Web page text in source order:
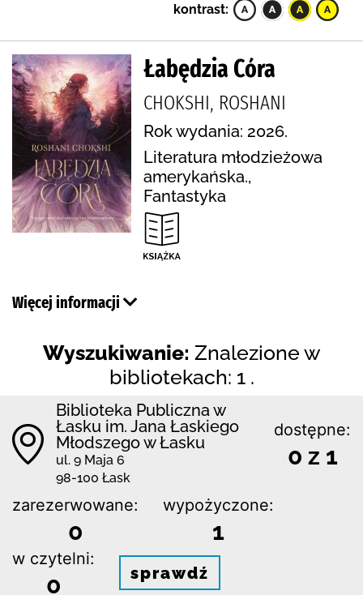
kontrast:
Łabędzia Córa
CHOKSHI, ROSHANI
Rok wydania: 2026.
Literatura młodzieżowa
amerykańska.,
Fantastyka
Więcej informacji
Wyszukiwanie: Znalezione w
bibliotekach: 1 .
Biblioteka Publiczna w
Łasku im. Jana Łaskiego
Młodszego w Łasku
ul. 9 Maja 6
98-100 Łask
dostępne:
0 z 1
zarezerwowane:
0
wypożyczone:
1
w czytelni:
0 sprawdź